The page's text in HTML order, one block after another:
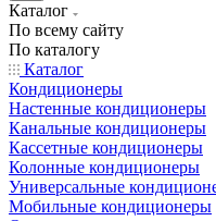
Каталог
По всему сайту
По каталогу
Каталог
Кондиционеры
Настенные кондиционеры
Канальные кондиционеры
Кассетные кондиционеры
Колонные кондиционеры
Универсальные
Мобильные кондиционеры